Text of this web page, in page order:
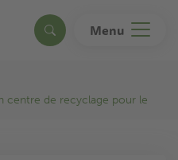
Search Menu
centre de recyclage pour le